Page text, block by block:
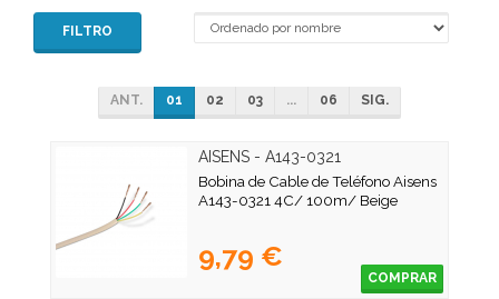
FILTRO
ANT. 01 02 03 ... 06 SIG.
AISENS - A143-0321
Bobina de Cable de Teléfono Aisens
A143-0321 4C/ 100m/ Beige
9,79 €
COMPRAR